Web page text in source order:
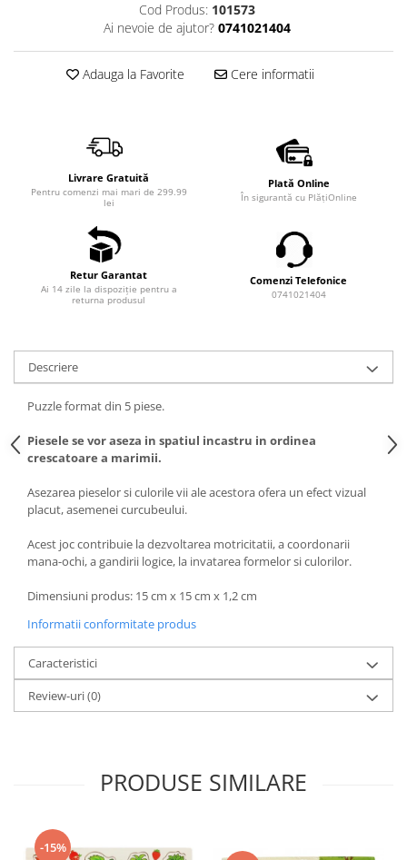
Cod Produs: 101573
Ai nevoie de ajutor? 0741021404
Adauga la Favorite Cere informatii
Livrare Gratuită
Pentru comenzi mai mari de 299.99
lei
Plată Online
În sigurantă cu PlățiOnline
Retur Garantat
Ai 14 zile la dispoziție pentru a
returna produsul
Comenzi Telefonice
0741021404
Descriere
Puzzle format din 5 piese.
Piesele se vor aseza in spatiul incastru in ordinea
crescatoare a marimii.
Asezarea pieselor si culorile vii ale acestora ofera un efect vizual
placut, asemenei curcubeului.
Acest joc contribuie la dezvoltarea motricitatii, a coordonarii
mana-ochi, a gandirii logice, la invatarea formelor si culorilor.
Dimensiuni produs: 15 cm x 15 cm x 1,2 cm
Informatii conformitate produs
Caracteristici
Review-uri(0)
PRODUSE SIMILARE
-15%